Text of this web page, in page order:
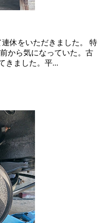
休をいただきました。 特
から気になっていた。古
きました。平...